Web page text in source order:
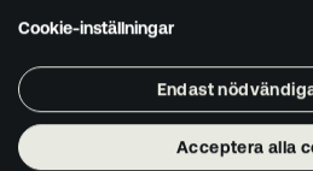
Cookie-inställningar
Endast
Acceptera alla